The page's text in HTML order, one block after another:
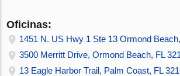
Oficinas:
1451 N. US Hwy 1 Ste 13 Ormond
3500 Merritt Drive, Ormond Beach, FL
13 Eagle Harbor Trail, Palm Coast, FL